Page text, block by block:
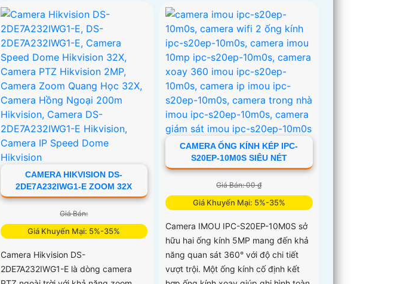
CAMERA HIKVISION DS-
2DE7A232IWG1-E ZOOM 32X
Giá Bán:
Giá Khuyến Mại: 5%-35%
Camera Hikvision DS-
2DE7A232IWG1-E là dòng camera
CAMERA ỐNG KÍNH KÉP IPC-
S20EP-10M0S SIÊU NÉT
Giá Bán: 00 ₫
Giá Khuyến Mại: 5%-35%
Camera IMOU IPC-S20EP-10M0S sở
hữu hai ống kính 5MP mang đến khả
năng quan sát 360° với độ chi tiết
vượt trội. Một ống kính cố định kết